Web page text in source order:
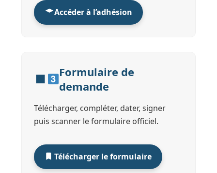
Accéder à l’adhésion
Formulaire de
demande
Télécharger, compléter, dater, signer
puis scanner le formulaire officiel.
Télécharger le formulaire